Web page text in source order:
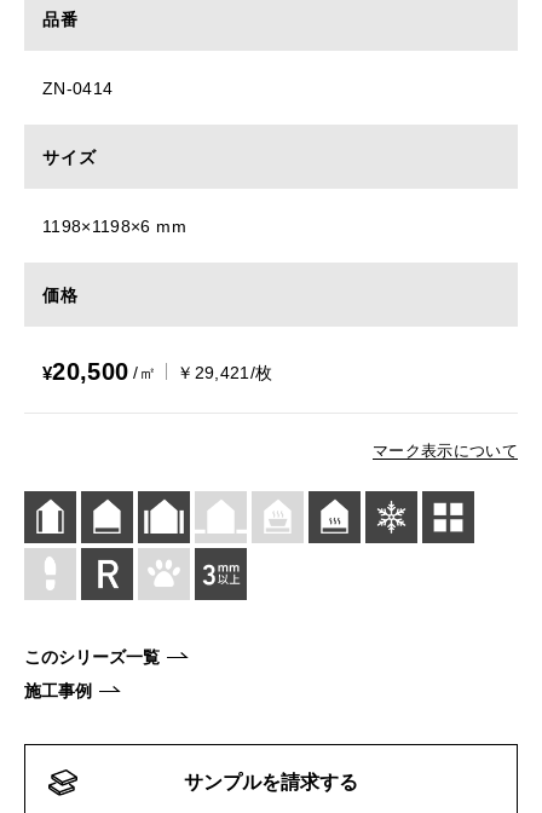
品番
ZN-0414
サイズ
1198×1198×6 mm
価格
¥20,500 /㎡ ￥29,421/枚
マーク表示について
このシリーズ一覧
施工事例
サンプルを請求する